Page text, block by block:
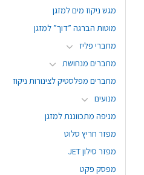
מגש ניקוז מים למזגן
מוטות הברגה ”דוך” למזגן
מחברי פליז
מחברים מנחושת
מחברים מפלסטיק לצינורות ניקוז
מנועים
מניפה מתכווננת למזגן
מפזר חריץ סלוט
מפזר סילון JET
מפסק פקט